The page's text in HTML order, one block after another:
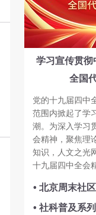
学习宣传贯彻
全国
党的十九届四中
范围内掀起了学
潮。为深入学习
会精神，聚焦理
知识，人文之光
十九届四中全会
• 北京周末社
• 社科普及系